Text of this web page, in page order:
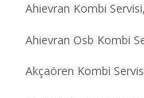
Ahievran Kombi Servisi,
Ahievran Osb Kombi
Akçaören Kombi